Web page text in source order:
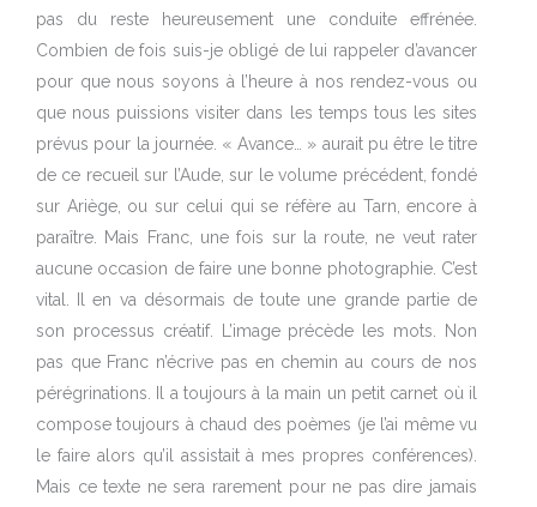
pas du reste heureusement une conduite effrénée.
Combien de fois suis-je obligé de lui rappeler d’avancer
pour que nous soyons à l’heure à nos rendez-vous ou
que nous puissions visiter dans les temps tous les sites
prévus pour la journée. « Avance… » aurait pu être le titre
de ce recueil sur l’Aude, sur le volume précédent, fondé
sur Ariège, ou sur celui qui se réfère au Tarn, encore à
paraître. Mais Franc, une fois sur la route, ne veut rater
aucune occasion de faire une bonne photographie. C’est
vital. Il en va désormais de toute une grande partie de
son processus créatif. L’image précède les mots. Non
pas que Franc n’écrive pas en chemin au cours de nos
pérégrinations. Il a toujours à la main un petit carnet où il
compose toujours à chaud des poèmes (je l’ai même vu
le faire alors qu’il assistait à mes propres conférences).
Mais ce texte ne sera rarement pour ne pas dire jamais